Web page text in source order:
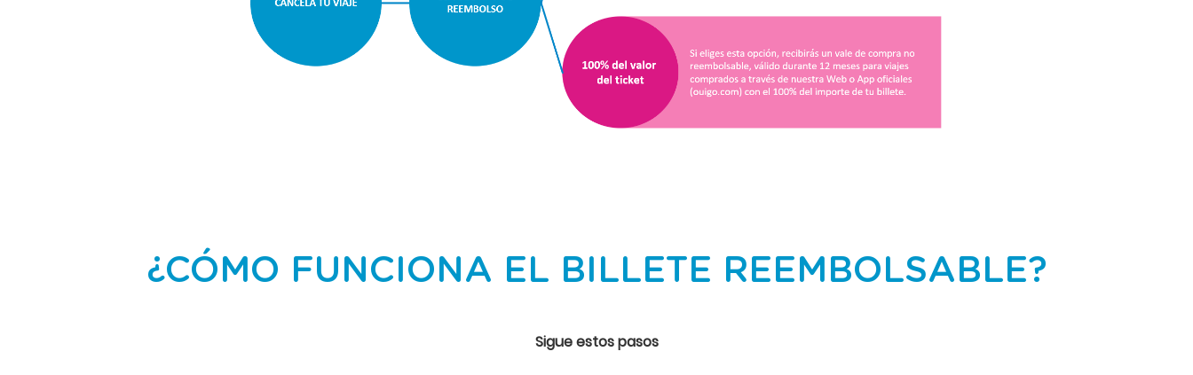
¿CÓMO FUNCIONA EL BILLETE REEMBOLSABLE?
Sigue estos pasos